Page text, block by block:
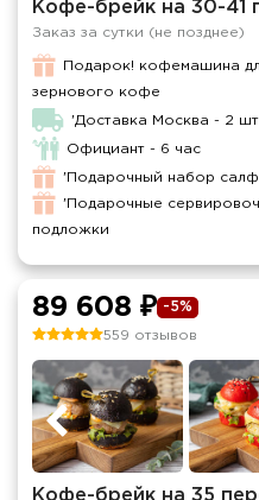
Кофе-брейк на 30-41
Заказ за сутки (не позднее)
Подарок! кофемашина
зернового кофе
'Доставка Москва - 2 шт.
Официант - 6 час
'Подарочный набор
'Подарочные
подложки
89 608 ₽ -5%
559 отзывов
Кофе-брейк на 35